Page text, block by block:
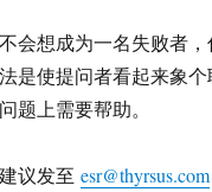
会想成为一名失败者，
是使提问者看起来象
题上需要帮助。
议发至 esr@thyrsus.com